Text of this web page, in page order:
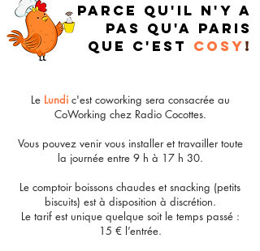
Le Lundi c'est coworking sera consacrée au
CoWorking chez Radio Cocottes.
Vous pouvez venir vous installer et travailler toute
la journée entre 9 h à 17 h 30.
Le comptoir boissons chaudes et snacking (petits
biscuits) est à disposition à discrétion.
Le tarif est unique quelque soit le temps passé :
15 € l’entrée.
PARCE QU'IL n'Y A
PAS QU'A PARIS
QUE C'EST COSY!